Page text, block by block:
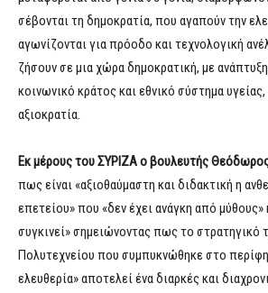
σέβονται τη δημοκρατία, που αγαπούν την
αγωνίζονται για πρόοδο και τεχνολογική
ζήσουν σε μια χώρα δημοκρατική, με
κοινωνικό κράτος και εθνικό σύστημα υγείας,
αξιοκρατία.
Εκ μέρους του ΣΥΡΙΖΑ ο βουλευτής
πως είναι «αξιοθαύμαστη και διδακτική η
επετείου» που «δεν έχει ανάγκη από μύθους»
συγκινεί» σημειώνοντας πως το στρατηγικό
Πολυτεχνείου που συμπυκνώθηκε στο
ελευθερία» αποτελεί ένα διαρκές και